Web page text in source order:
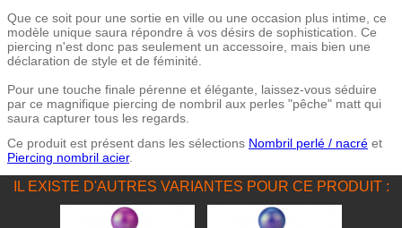
Que ce soit pour une sortie en ville ou une occasion plus intime, ce
modèle unique saura répondre à vos désirs de sophistication. Ce
piercing n'est donc pas seulement un accessoire, mais bien une
déclaration de style et de féminité.
Pour une touche finale pérenne et élégante, laissez-vous séduire
par ce magnifique piercing de nombril aux perles "pêche" matt qui
saura capturer tous les regards.
Ce produit est présent dans les sélections Nombril perlé / nacré et
Piercing nombril acier.
IL EXISTE D'AUTRES VARIANTES POUR CE PRODUIT :